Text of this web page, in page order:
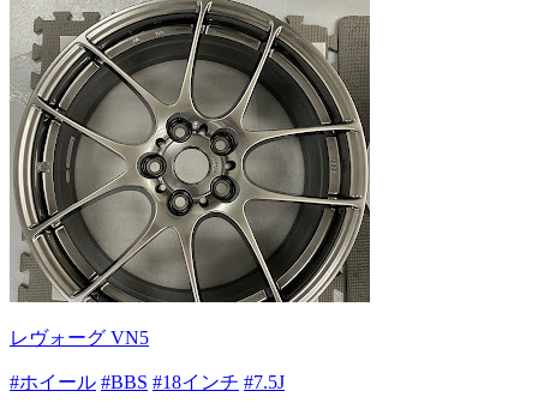
レヴォーグ VN5
#ホイール #BBS #18インチ #7.5J